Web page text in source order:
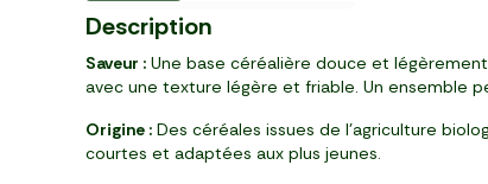
Dès 12 mois
3,59 €
Dès 15 mois
3,19 €
Dès 12 mois
3,19 €
Description
Saveur : Une base céréalière douce et
avec une texture légère et friable. Un ensemble
Origine : Des céréales issues de l’agriculture
courtes et adaptées aux plus jeunes.